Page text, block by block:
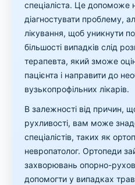
спеціаліста. Це допоможе
діагностувати проблему,
лікування, щоб уникнути
більшості випадків слід
терапевта, який зможе
пацієнта і направити до
вузькопрофільних лікарів.
В залежності від причин,
рухливості, вам може
спеціалістів, таких як
невропатолог. Ортопеди
захворювань опорно-
допомогти у випадках